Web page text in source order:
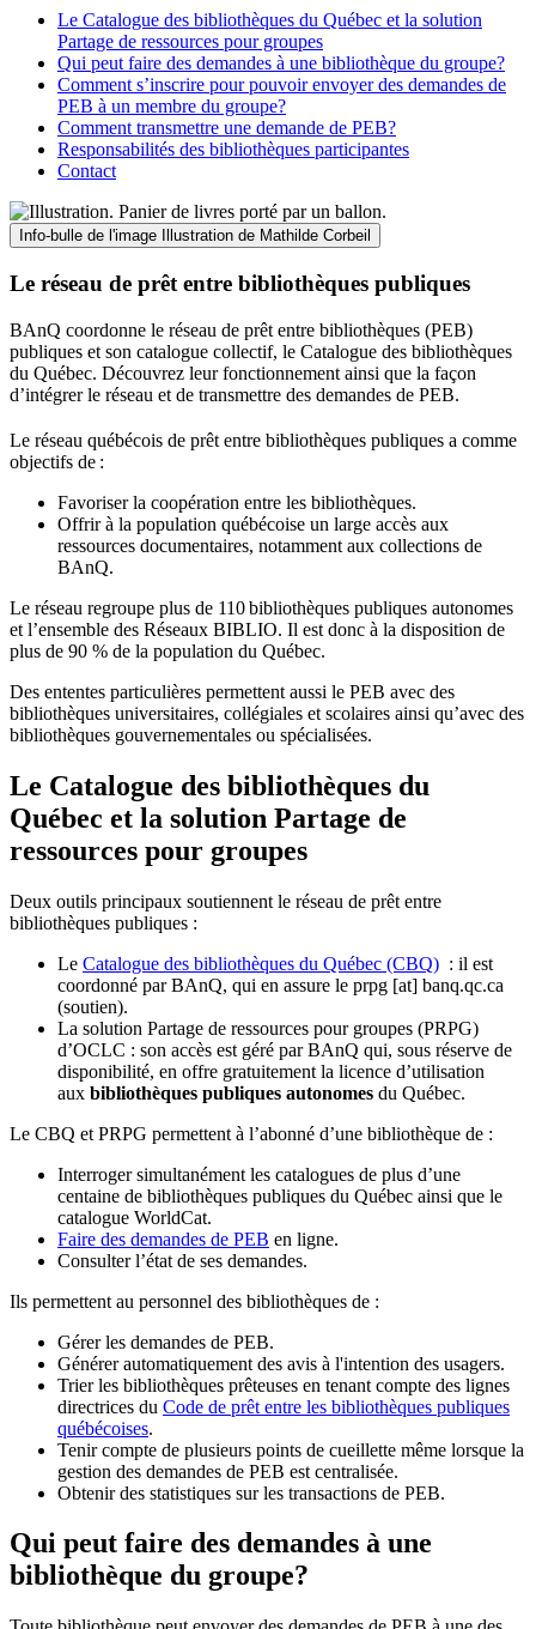
Le Catalogue des bibliothèques du Québec et la solution
Partage de ressources pour groupes
Qui peut faire des demandes à une bibliothèque du groupe?
Comment s’inscrire pour pouvoir envoyer des demandes de
PEB à un membre du groupe?
Comment transmettre une demande de PEB?
Responsabilités des bibliothèques participantes
Contact
Info-bulle de l'image Illustration de Mathilde Corbeil
Le réseau de prêt entre bibliothèques publiques
BAnQ coordonne le réseau de prêt entre bibliothèques (PEB)
publiques et son catalogue collectif, le Catalogue des bibliothèques
du Québec. Découvrez leur fonctionnement ainsi que la façon
d’intégrer le réseau et de transmettre des demandes de PEB.
Le réseau québécois de prêt entre bibliothèques publiques a comme
objectifs de :
Favoriser la coopération entre les bibliothèques.
Offrir à la population québécoise un large accès aux
ressources documentaires, notamment aux collections de
BAnQ.
Le réseau regroupe plus de 110bibliothèques publiques autonomes
et l’ensemble des Réseaux BIBLIO. Il est donc à la disposition de
plus de 90 % de la population du Québec.
Des ententes particulières permettent aussi le PEB avec des
bibliothèques universitaires, collégiales et scolaires ainsi qu’avec des
bibliothèques gouvernementales ou spécialisées.
Le Catalogue des bibliothèques du
Québec et la solution Partage de
ressources pour groupes
Deux outils principaux soutiennent le réseau de prêt entre
bibliothèques publiques :
Le Catalogue des bibliothèques du Québec (CBQ) : il est
coordonné par BAnQ, qui en assure le prpg [at] banq.qc.ca
(soutien).
La solution Partage de ressources pour groupes (PRPG)
d’OCLC : son accès est géré par BAnQ qui, sous réserve de
disponibilité, en offre gratuitement la licence d’utilisation
aux bibliothèques publiques autonomes du Québec.
Le CBQ et PRPG permettent à l’abonné d’une bibliothèque de :
Interroger simultanément les catalogues de plus d’une
centaine de bibliothèques publiques du Québec ainsi que le
catalogue WorldCat.
Faire des demandes de PEB en ligne.
Consulter l’état de ses demandes.
Ils permettent au personnel des bibliothèques de :
Gérer les demandes de PEB.
Générer automatiquement des avis à l'intention des usagers.
Trier les bibliothèques prêteuses en tenant compte des lignes
directrices du Code de prêt entre les bibliothèques publiques
québécoises.
Tenir compte de plusieurs points de cueillette même lorsque la
gestion des demandes de PEB est centralisée.
Obtenir des statistiques sur les transactions de PEB.
Qui peut faire des demandes à une
bibliothèque du groupe?